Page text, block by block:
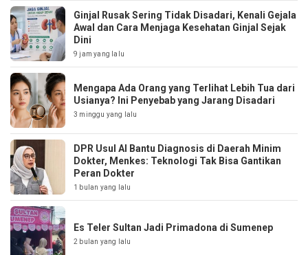
Ginjal Rusak Sering Tidak Disadari, Kenali Gejala
Awal dan Cara Menjaga Kesehatan Ginjal Sejak
Dini
9 jam yang lalu
Mengapa Ada Orang yang Terlihat Lebih Tua dari
Usianya? Ini Penyebab yang Jarang Disadari
3 minggu yang lalu
DPR Usul AI Bantu Diagnosis di Daerah Minim
Dokter, Menkes: Teknologi Tak Bisa Gantikan
Peran Dokter
1 bulan yang lalu
Es Teler Sultan Jadi Primadona di Sumenep
2 bulan yang lalu